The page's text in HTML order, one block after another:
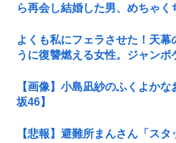
ら再会し結婚した男、めちゃく
よくも私にフェラさせた！天幕
うに復讐燃える女性。ジャンポ
【画像】小島凪紗のふくよか
坂46】
【悲報】避難所まんさん「ス